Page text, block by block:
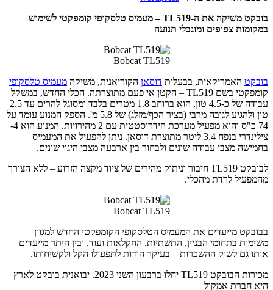
בובקט משיקה את ה-TL519 – מעמיס טלסקופי קומפקטי לשימוש
במקומות צפופים ומוגבלי תנועה
Bobcat TL519
בובקט האמריקאית, בבעלות דוסאן הקוריאנית, משיקה מעמיס טלסקופי
קומפקטי בשם TL519 – הקטן אי פעם מתוצרתה. הכלי החדש, במשקל
עבודה של כ-4.5 טון, הוא ברוחב 1.8 מטרים בלבד ומסוגל להרים עד 2.5
טון ולהגיע לגובה מרבי (בציר הכף/מזלג) של 5.8 מ'. הספק המנוע עומד על
74 כ"ס והוא מפעיל מערכת הידרוסטטית עם 2 מהירויות. המנוע הוא 4-
צילינדרי בנפח 3.4 ליטר מתוצרת דוסאן. ניתן להפעיל את המעמיס
בחמישה מצבי עבודה שונים ולבחור בין ארבעה מצבי היגוי שונים.
לבובקט TL519 חיבור וניתוק מהירים של ציוד מקצה הזרוע – ללא הצורך
מהמפעיל לרדת מהכלי.
Bobcat TL519
בבובקט מייעדים את המעמיס הטלסקופי הקומפקטי החדש למגוון
משימות בתחומי הבניין, התשתיות, החקלאות ועוד, ובין היתר מייעדים
אותו גם לשוק ההשכרות – בעיקר הודות לתפעולו הקל ולקשיחותו.
מכירות הבובקט TL519 יחלו ברבעון השני 2023. יבואנית בובקט לארץ
היא חברת אמקול